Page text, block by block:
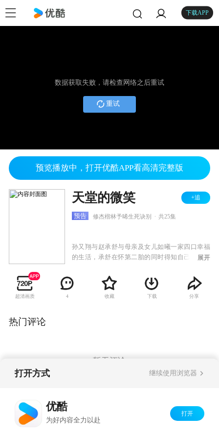
下载APP
数据获取失败，请检查网络之后重试
重试
预览播放中，打开优酷APP看高清完整版
天堂的微笑 +追
预告 修杰楷林予晞生死诀别 共25集
孙又翔与赵承舒与母亲及女儿如曦一家四口幸福
的生活，承舒在怀第二胎的同时得知自己罹患脑
和还未长大的如曦，感受肚中的小生命，每天努
力的长大。而她却必须在生命与孩子之间，做出
展开
超清画质 4 收藏 下载 分享
热门评论
暂无评论
打开方式 继续使用浏览器
优酷
为好内容全力以赴
打开